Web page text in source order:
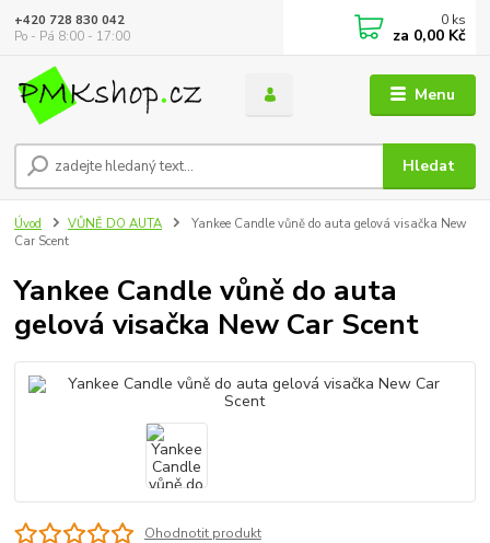
Menu
Hledat
+420 728 830 042
Po - Pá 8:00 - 17:00
0 ks
za 0,00 Kč
Úvod VŮNĚ DO AUTA
Yankee Candle vůně do auta gelová visačka New
Car Scent
Yankee Candle vůně do auta
gelová visačka New Car Scent
Ohodnotit produkt